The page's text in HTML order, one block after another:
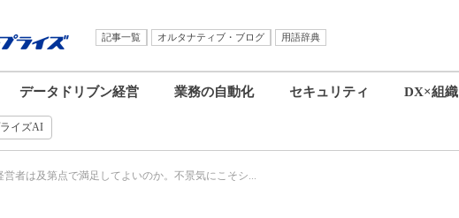
記事一覧 オルタナティブ・ブログ
用語辞典
データドリブン経営 業務の自動化 セキュリティ DX×組織
イズAI
営者は及第点で満足してよいのか。不景気にこそシ...